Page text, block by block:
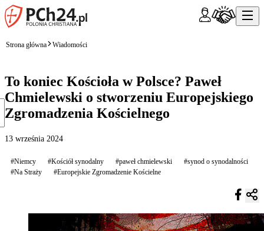
Strona główna Wiadomości
To koniec Kościoła w Polsce? Paweł
Chmielewski o stworzeniu Europejskiego
Zgromadzenia Kościelnego
13 września 2024
#Niemcy #Kościół synodalny #paweł chmielewski
#synod o synodalności
#Na Straży
#Europejskie Zgromadzenie Kościelne